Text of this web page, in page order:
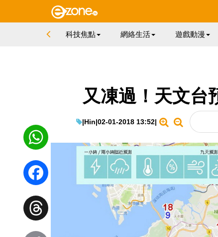
科技焦點 網絡生活 遊戲動漫
又凍過！天文
|Hin|02-01-2018 13:52|
WhatsApp
Facebook